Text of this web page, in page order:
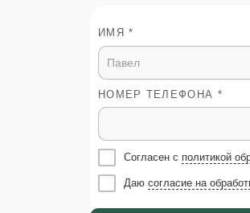
ИМЯ *
НОМЕР ТЕЛЕФОНА *
Согласен с политикой
Даю согласие на